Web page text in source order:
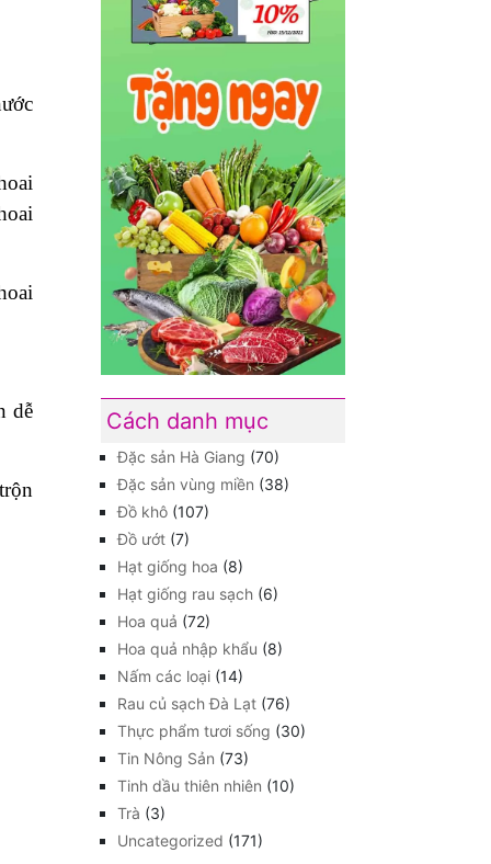
dễ Cách danh mục
Đặc sản Hà Giang (70)
Đặc sản vùng miền (38)
Đồ khô (107)
Đồ ướt (7)
Hạt giống hoa (8)
Hạt giống rau sạch (6)
Hoa quả (72)
Hoa quả nhập khẩu (8)
Nấm các loại (14)
Rau củ sạch Đà Lạt (76)
Thực phẩm tươi sống (30)
Tin Nông Sản (73)
Tinh dầu thiên nhiên (10)
Trà (3)
Uncategorized (171)